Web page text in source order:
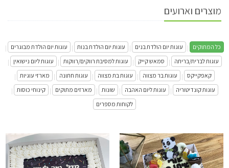
מוצרים וארועים
כל המתוקים | עוגות יום הולדת בנים | עוגות יום הולדת בנות | עוגות יום הולדת מבוגרים
|
עוגות לברית/בריתה
| סמאש קייק | עוגות למסיבת רווקים/רווקות | עוגות ליום נישואין
|
קאפקייקס | עוגות בר מצווה | עוגות בת מצווה | עוגות חתונה | מארזי עוגיות |
עוגות קונדיטוריה
| עוגות ליום האהבה | שונות | מארזים מתוקים | קינוחי כוסות |
לקוחות מספרים
עוגת שוקולד מלבנית ליוםעוגת מוס קינדר מעוצבת עם חיות וממתקים